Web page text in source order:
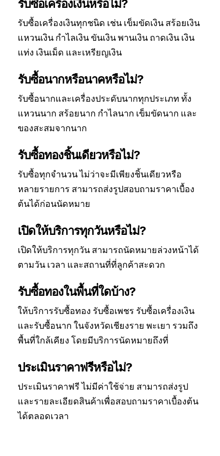
รับซื้อเครื่องเงินหรือไม่?
รับซื้อเครื่องเงินทุกชนิด เช่น เข็มขัดเงิน สร้อยเงิน
แหวนเงิน กำไลเงิน ขันเงิน พานเงิน ถาดเงิน เงิน
แท่ง เงินเม็ด และเหรียญเงิน
รับซื้อนากหรือนาคหรือไม่?
รับซื้อนากและเครื่องประดับนากทุกประเภท ทั้ง
แหวนนาก สร้อยนาก กำไลนาก เข็มขัดนาก และ
ของสะสมจากนาก
รับซื้อทองชิ้นเดียวหรือไม่?
รับซื้อทุกจำนวน ไม่ว่าจะมีเพียงชิ้นเดียวหรือ
หลายรายการ สามารถส่งรูปสอบถามราคาเบื้อง
ต้นได้ก่อนนัดหมาย
เปิดให้บริการทุกวันหรือไม่?
เปิดให้บริการทุกวัน สามารถนัดหมายล่วงหน้าได้
ตามวัน เวลา และสถานที่ที่ลูกค้าสะดวก
รับซื้อทองในพื้นที่ใดบ้าง?
ให้บริการรับซื้อทอง รับซื้อเพชร รับซื้อเครื่องเงิน
และรับซื้อนาก ในจังหวัดเชียงราย พะเยา รวมถึง
พื้นที่ใกล้เคียง โดยมีบริการนัดหมายถึงที่
ประเมินราคาฟรีหรือไม่?
ประเมินราคาฟรี ไม่มีค่าใช้จ่าย สามารถส่งรูป
และรายละเอียดสินค้าเพื่อสอบถามราคาเบื้องต้น
ได้ตลอดเวลา